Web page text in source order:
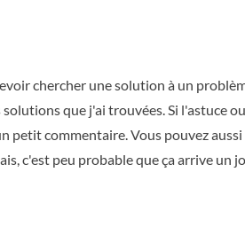
chercher une solution à un
que j'ai trouvées. Si l'astuce
petit commentaire. Vous pouvez
c'est peu probable que ça arrive un